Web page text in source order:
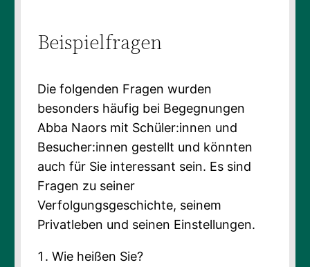
Beispielfragen
Die folgenden Fragen wurden
besonders häufig bei Begegnungen
Abba Naors mit Schüler:innen und
Besucher:innen gestellt und könnten
auch für Sie interessant sein. Es sind
Fragen zu seiner
Verfolgungsgeschichte, seinem
Privatleben und seinen Einstellungen.
Wie heißen Sie?